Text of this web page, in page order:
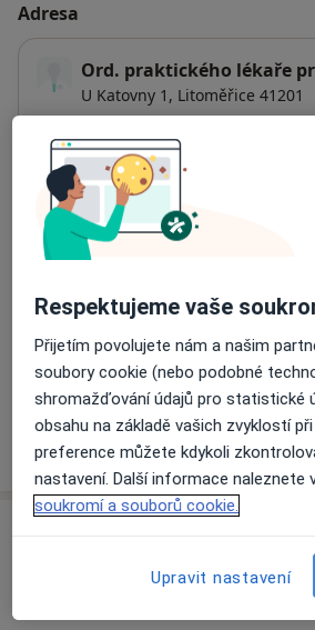
Adresa
Ord. praktického lékaře
U Katovny 1, Litoměřice 41201
Dostupnost
Na této adrese online kalendář
Co mám v takové situaci udělat?
Způsoby platby (soukromé
Na teto adrese lékař přijímá
Detaily
Více
o
Přidejte svůj
Respektujeme vaše
Přijetím povolujete nám a našim
soubory cookie (nebo podobné
shromažďování údajů pro statistické
obsahu na základě vašich zvyklostí
preference můžete kdykoli
nastavení. Další informace naleznete
soukromí a souborů cookie.
Upravit nastavení